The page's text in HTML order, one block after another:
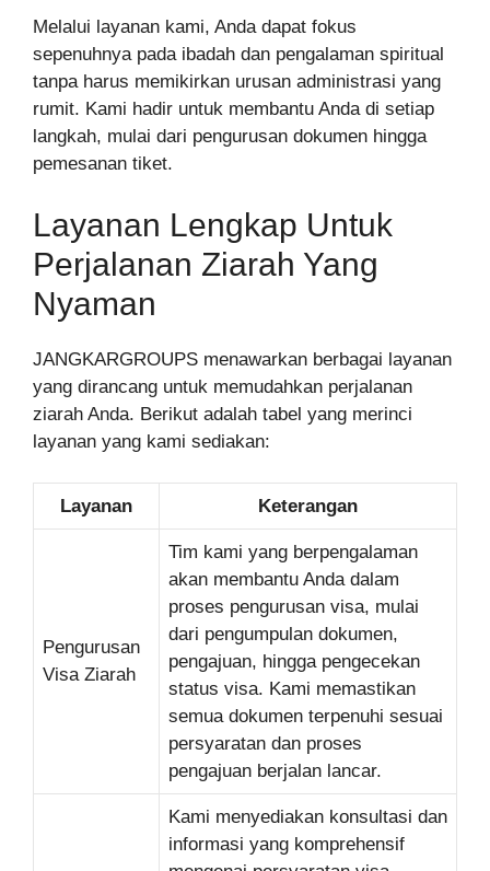
Melalui layanan kami, Anda dapat fokus
sepenuhnya pada ibadah dan pengalaman spiritual
tanpa harus memikirkan urusan administrasi yang
rumit. Kami hadir untuk membantu Anda di setiap
langkah, mulai dari pengurusan dokumen hingga
pemesanan tiket.
Layanan Lengkap Untuk
Perjalanan Ziarah Yang
Nyaman
JANGKARGROUPS menawarkan berbagai layanan
yang dirancang untuk memudahkan perjalanan
ziarah Anda. Berikut adalah tabel yang merinci
layanan yang kami sediakan:
Layanan Keterangan
Pengurusan
Visa Ziarah
Tim kami yang berpengalaman
akan membantu Anda dalam
proses pengurusan visa, mulai
dari pengumpulan dokumen,
pengajuan, hingga pengecekan
status visa. Kami memastikan
semua dokumen terpenuhi sesuai
persyaratan dan proses
pengajuan berjalan lancar.
Kami menyediakan konsultasi dan
informasi yang komprehensif